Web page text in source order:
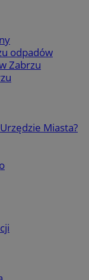
odpadów
Zabrzu
Miasta?